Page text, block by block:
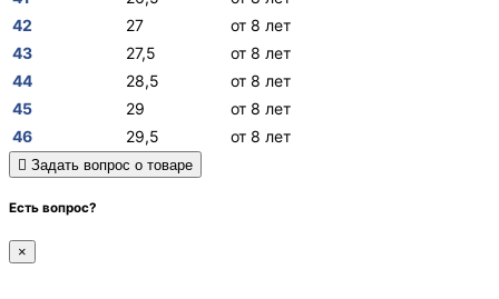
42
27
от 8 лет
43
27,5
от 8 лет
44
28,5
от 8 лет
45
29
от 8 лет
46
29,5 от 8 лет
Задать вопрос о товаре
Есть вопрос?
×